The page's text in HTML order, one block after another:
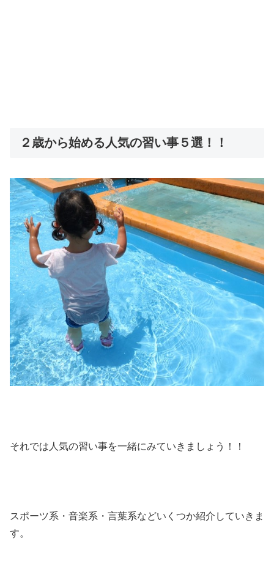
２歳から始める人気の習い事５選！！
それでは人気の習い事を一緒にみていきましょう！！
スポーツ系・音楽系・言葉系などいくつか紹介していきま
す。